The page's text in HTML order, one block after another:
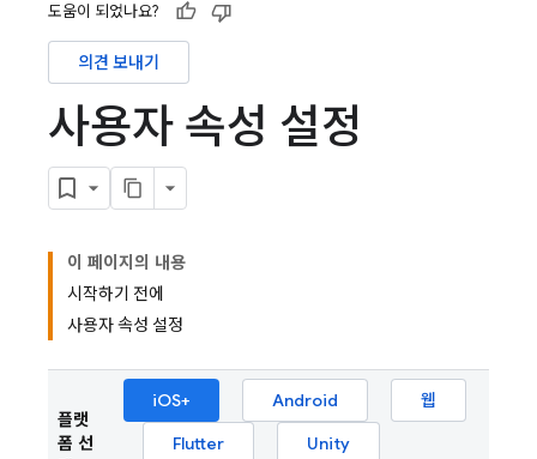
도움이 되었나요?
의견 보내기
사용자 속성 설정
이 페이지의 내용
시작하기 전에
사용자 속성 설정
플랫
폼 선
iOS+ Android
웹
Flutter
Unity